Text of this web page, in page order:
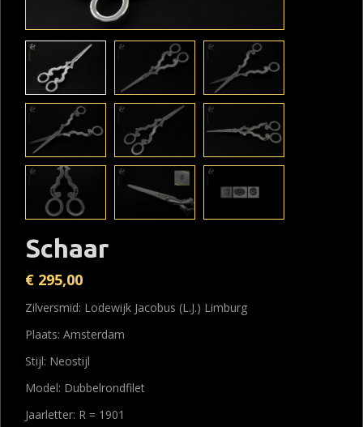
Schaar
€ 295,00
Zilversmid: Lodewijk Jacobus (L.J.) Limburg
Plaats: Amsterdam
Stijl: Neostijl
Model: Dubbelrondfilet
Jaarletter: R = 1901